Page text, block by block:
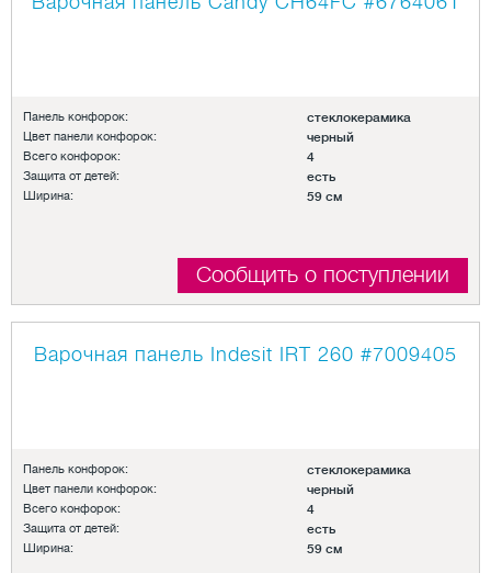
Панель конфорок: стеклокерамика
Цвет панели конфорок: черный
Всего конфорок: 4
Защита от детей: есть
Ширина: 59 см
Сообщить о поступлении
Варочная панель Indesit IRT 260 #7009405
Панель конфорок: стеклокерамика
Цвет панели конфорок: черный
Всего конфорок: 4
Защита от детей: есть
Ширина: 59 см